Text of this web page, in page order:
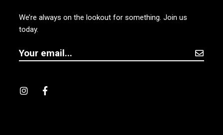
We’re always on the lookout for something. Join us
today.